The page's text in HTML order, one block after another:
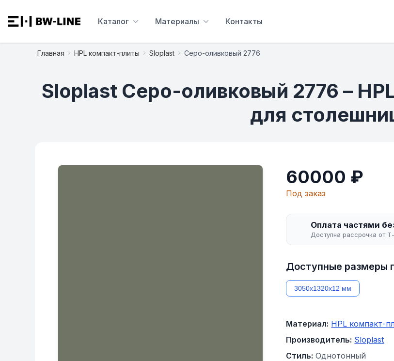
Каталог Материалы Контакты
Главная HPL компакт-плиты Sloplast Серо-оливковый 2776
Sloplast Серо-оливковый 2776 –
для
60000 ₽
Под заказ
Оплата частями
Доступна рассрочка от
Доступные размеры
3050х1320х12 мм
Материал: HPL компакт-
Производитель: Sloplast
Стиль: Однотонный